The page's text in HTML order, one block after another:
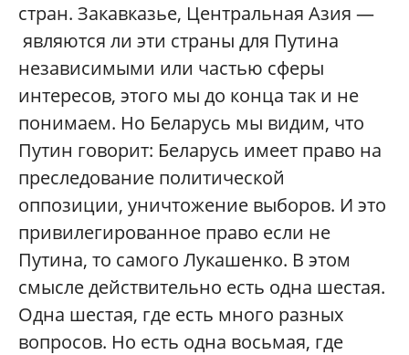
стран. Закавказье, Центральная Азия —
являются ли эти страны для Путина
независимыми или частью сферы
интересов, этого мы до конца так и не
понимаем. Но Беларусь мы видим, что
Путин говорит: Беларусь имеет право на
преследование политической
оппозиции, уничтожение выборов. И это
привилегированное право если не
Путина, то самого Лукашенко. В этом
смысле действительно есть одна шестая.
Одна шестая, где есть много разных
вопросов. Но есть одна восьмая, где